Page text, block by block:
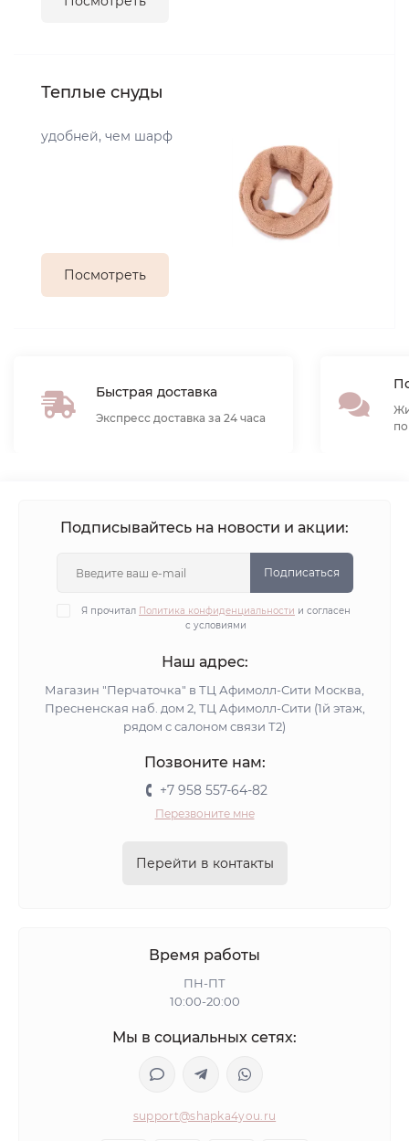
Теплые снуды
удобней, чем шарф
Посмотреть
Быстрая доставка
Экспресс доставка за 24 часа
Подписывайтесь на новости и акции:
Подписаться
Я прочитал Политика конфиденциальности и согласен
с условиями
Наш адрес:
Магазин "Перчаточка" в ТЦ Афимолл-Сити Москва,
Пресненская наб. дом 2, ТЦ Афимолл-Сити (1й этаж,
рядом с салоном связи Т2)
Позвоните нам:
+7 958 557-64-82
Перезвоните мне
Перейти в контакты
Время работы
ПН-ПТ
10:00-20:00
Мы в социальных сетях:
support@shapka4you.ru